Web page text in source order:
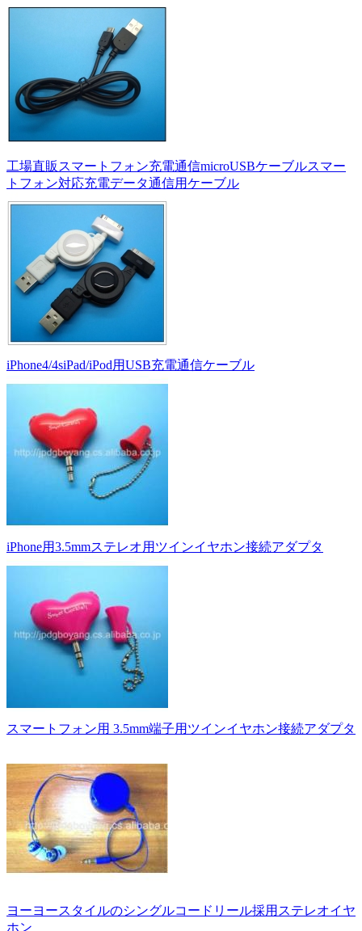
工場直販スマートフォン充電通信microUSBケーブルスマー
トフォン対応充電データ通信用ケーブル
iPhone4/4siPad/iPod用USB充電通信ケーブル
iPhone用3.5mmステレオ用ツインイヤホン接続アダプタ
スマートフォン用 3.5mm端子用ツインイヤホン接続アダプタ
ヨーヨースタイルのシングルコードリール採用ステレオイヤ
ホン